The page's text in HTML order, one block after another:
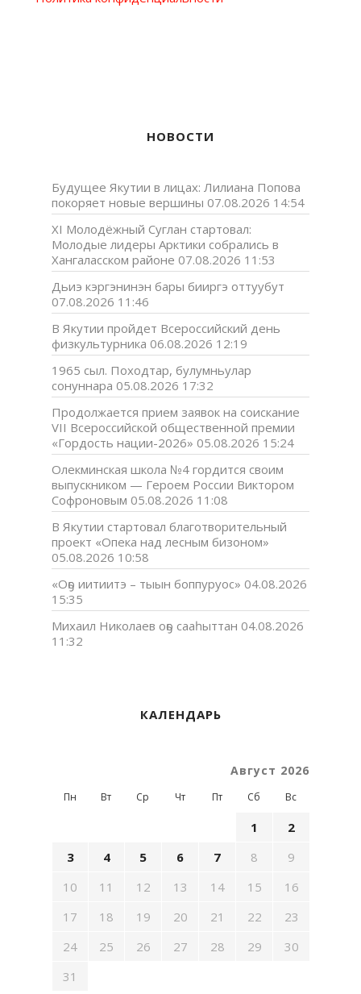
НОВОСТИ
Будущее Якутии в лицах: Лилиана Попова
покоряет новые вершины 07.08.2026 14:54
XI Молодёжный Суглан стартовал:
Молодые лидеры Арктики собрались в
Хангаласском районе 07.08.2026 11:53
Дьиэ кэргэнинэн бары бииргэ оттуубут
07.08.2026 11:46
В Якутии пройдет Всероссийский день
физкультурника 06.08.2026 12:19
1965 сыл. Походтар, булумньулар
сонуннара 05.08.2026 17:32
Продолжается прием заявок на соискание
VII Всероссийской общественной премии
«Гордость нации-2026» 05.08.2026 15:24
Олекминская школа №4 гордится своим
выпускником — Героем России Виктором
Софроновым 05.08.2026 11:08
В Якутии стартовал благотворительный
проект «Опека над лесным бизоном»
05.08.2026 10:58
«Оҕо иитиитэ – тыын боппуруос» 04.08.2026
15:35
Михаил Николаев оҕо сааһыттан 04.08.2026
11:32
КАЛЕНДАРЬ
Август 2026
Пн Вт Ср Чт Пт Сб Вс
1
2
3
4 5 6 7 8
9
10
11 12 13 14 15
16
17
18 19 20 21 22
23
24
25 26 27 28 29
30
31